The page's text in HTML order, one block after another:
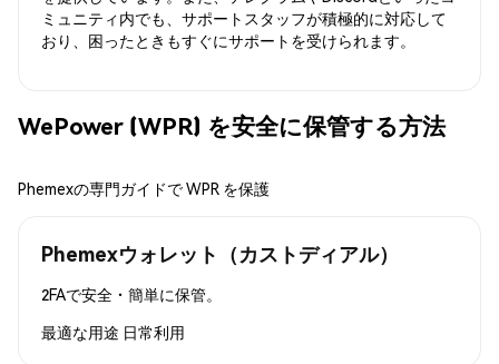
ミュニティ内でも、サポートスタッフが積極的に対応して
おり、困ったときもすぐにサポートを受けられます。
WePower (WPR) を安全に保管する方法
Phemexの専門ガイドで WPR を保護
Phemexウォレット（カストディアル）
2FAで安全・簡単に保管。
最適な用途 日常利用